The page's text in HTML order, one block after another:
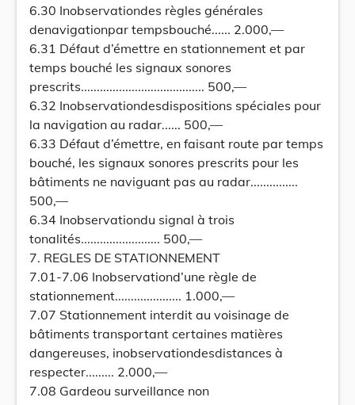
6.30 Inobservationdes règles générales
denavigationpar tempsbouché...... 2.000,—
6.31 Défaut d’émettre en stationnement et par
temps bouché les signaux sonores
prescrits....................................... 500,—
6.32 Inobservationdesdispositions spéciales pour
la navigation au radar...... 500,—
6.33 Défaut d’émettre, en faisant route par temps
bouché, les signaux sonores prescrits pour les
bâtiments ne naviguant pas au radar...............
500,—
6.34 Inobservationdu signal à trois
tonalités......................... 500,—
7. REGLES DE STATIONNEMENT
7.01-7.06 Inobservationd’une règle de
stationnement..................... 1.000,—
7.07 Stationnement interdit au voisinage de
bâtiments transportant certaines matières
dangereuses, inobservationdesdistances à
respecter......... 2.000,—
7.08 Gardeou surveillance non